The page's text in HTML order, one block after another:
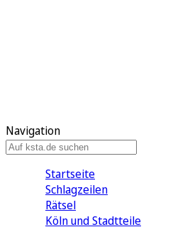
Navigation
Startseite
Schlagzeilen
Rätsel
Köln und Stadtteile